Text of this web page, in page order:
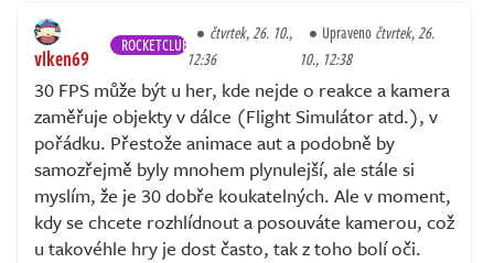
vlken69 ROCKETCLUB
čtvrtek, 26. 10.,
12:36
Upravenočtvrtek, 26.
10., 12:38
30 FPS může být u her, kde nejde o reakce a kamera
zaměřuje objekty v dálce (Flight Simulátor atd.), v
pořádku. Přestože animace aut a podobně by
samozřejmě byly mnohem plynulejší, ale stále si
myslím, že je 30 dobře koukatelných. Ale v moment,
kdy se chcete rozhlídnout a posouváte kamerou, což
u takovéhle hry je dost často, tak z toho bolí oči.